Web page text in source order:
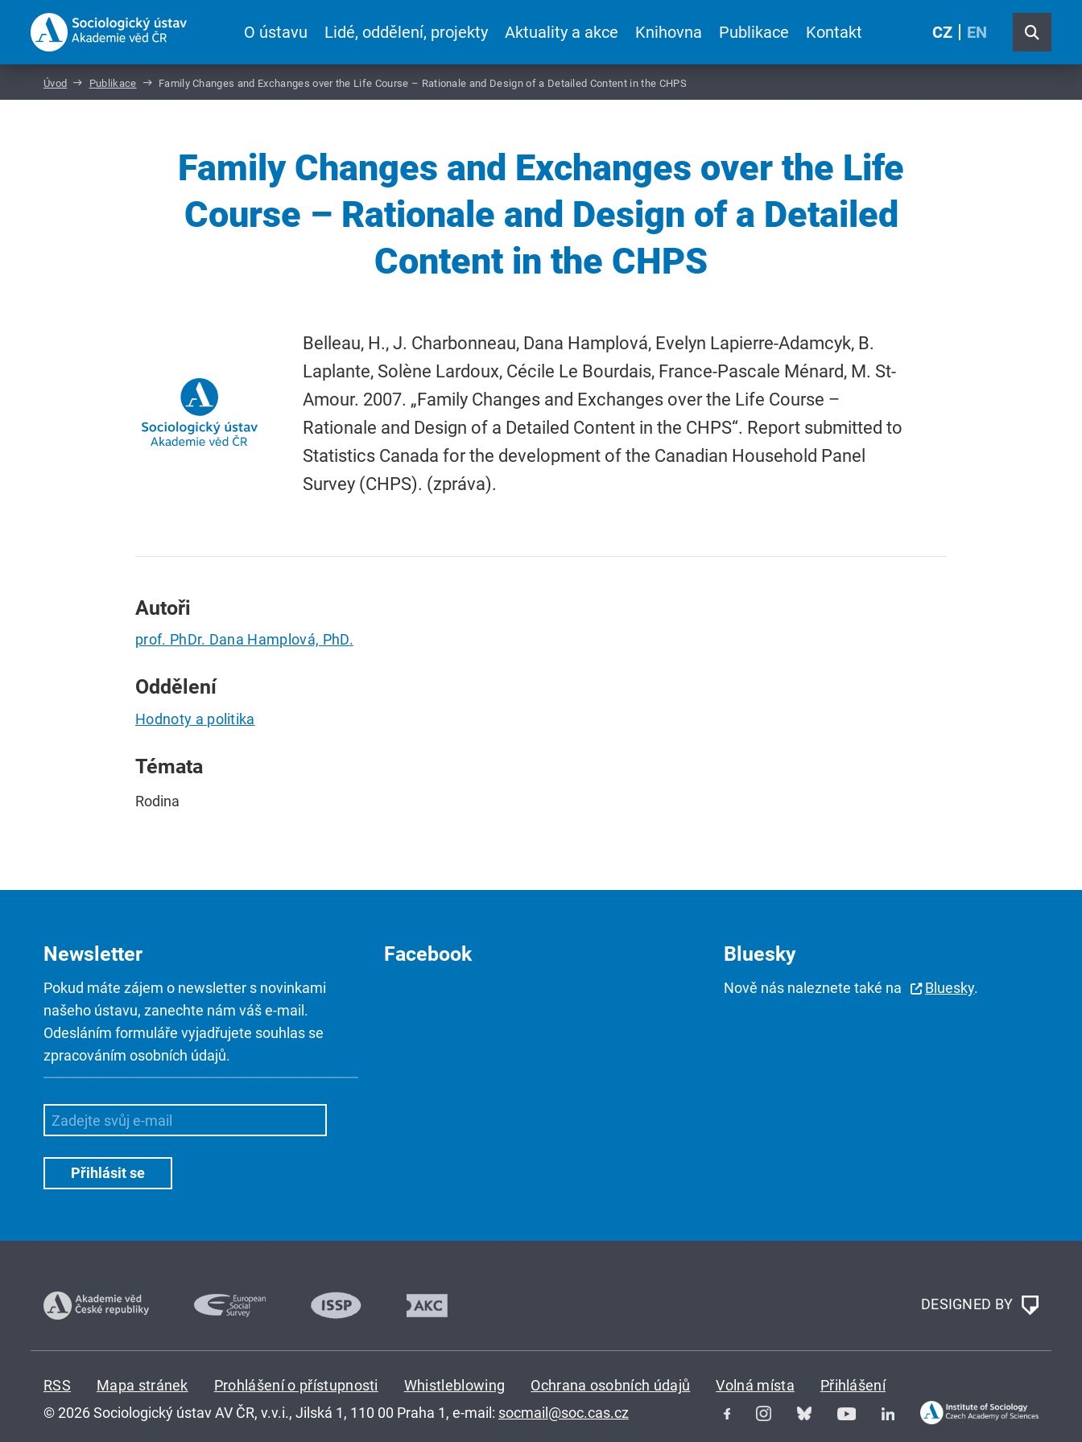
O ústavu Lidé, oddělení, projekty Aktuality a akce Knihovna Publikace Kontakt CZ EN
Úvod Publikace Family Changes and Exchanges over the Life Course – Rationale and Design of a Detailed Content in the CHPS
Family Changes and Exchanges over the Life
Course – Rationale and Design of a Detailed
Content in the CHPS
Belleau, H., J. Charbonneau, Dana Hamplová, Evelyn Lapierre-Adamcyk, B.
Laplante, Solène Lardoux, Cécile Le Bourdais, France-Pascale Ménard, M. St-
Amour. 2007. „Family Changes and Exchanges over the Life Course –
Rationale and Design of a Detailed Content in the CHPS“. Report submitted to
Statistics Canada for the development of the Canadian Household Panel
Survey (CHPS). (zpráva).
Autoři
prof. PhDr. Dana Hamplová, PhD.
Oddělení
Hodnoty a politika
Témata
Rodina
Newsletter
Pokud máte zájem o newsletter s novinkami
našeho ústavu, zanechte nám váš e-mail.
Odesláním formuláře vyjadřujete souhlas se
zpracováním osobních údajů.
Facebook Bluesky
Nově nás naleznete také na Bluesky.
DESIGNED BY
RSS Mapa stránek Prohlášení o přístupnosti Whistleblowing Ochrana osobních údajů Volná místa
Přihlášení
© 2026 Sociologický ústav AV ČR, v.v.i., Jilská 1, 110 00 Praha 1, e-mail: socmail@soc.cas.cz